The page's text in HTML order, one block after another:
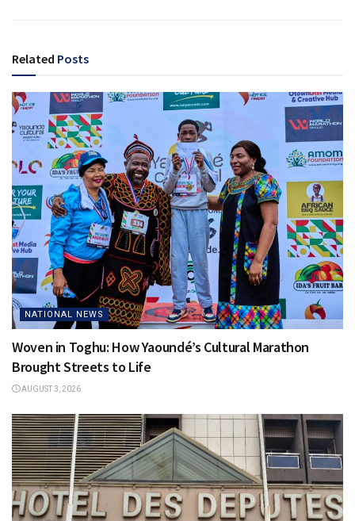
Related Posts
NATIONAL NEWS
Woven in Toghu: How Yaoundé’s Cultural Marathon
Brought Streets to Life
AUGUST 3, 2026